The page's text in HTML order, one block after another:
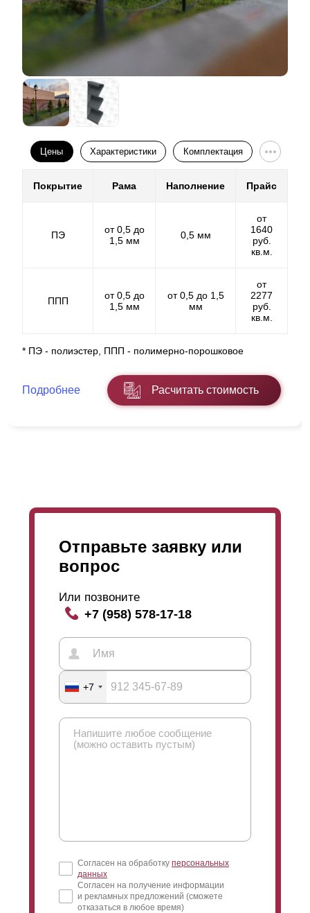
изготавливаем все детали забора, а потом уже
красим в нужный вам цвет. В данном случае нет
никаких ограничений по производству и цветам.
Доступен металл любой толщины от 0,5 мм. Так же
делаем отверстия в ламелях на лазерном станке, что
увеличивает скорость монтажа забора и снижает
трудозатраты.
Цены Характеристики Комплектация
Покрытие Рама Наполнение Прайс
ПЭ
от 0,5 до
1,5 мм
0,5 мм
от
1640
руб.
кв.м.
ППП
от 0,5 до
1,5 мм
от 0,5 до 1,5
мм
от
2277
руб.
кв.м.
* ПЭ - полиэстер, ППП - полимерно-порошковое
Подробнее Расчитать стоимость
Отправьте заявку или
вопрос
Или позвоните
+7 (958) 578-17-18
+7
Согласен на обработку персональных
данных
Согласен на получение информации
и рекламных предложений (сможете
отказаться в любое время)